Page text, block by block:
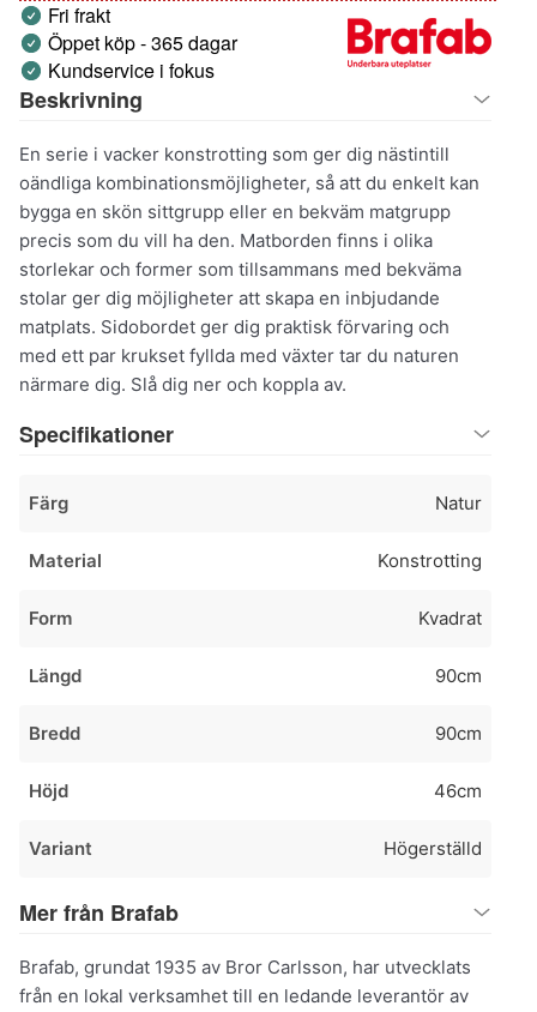
Fri frakt
Öppet köp - 365 dagar
Kundservice i fokus
Beskrivning
En serie i vacker konstrotting som ger dig nästintill
oändliga kombinationsmöjligheter, så att du enkelt kan
bygga en skön sittgrupp eller en bekväm matgrupp
precis som du vill ha den. Matborden finns i olika
storlekar och former som tillsammans med bekväma
stolar ger dig möjligheter att skapa en inbjudande
matplats. Sidobordet ger dig praktisk förvaring och
med ett par krukset fyllda med växter tar du naturen
närmare dig. Slå dig ner och koppla av.
Specifikationer
Färg Natur
Material Konstrotting
Form Kvadrat
Längd 90cm
Bredd 90cm
Höjd 46cm
Variant Högerställd
Mer från Brafab
Brafab, grundat 1935 av Bror Carlsson, har utvecklats
från en lokal verksamhet till en ledande leverantör av